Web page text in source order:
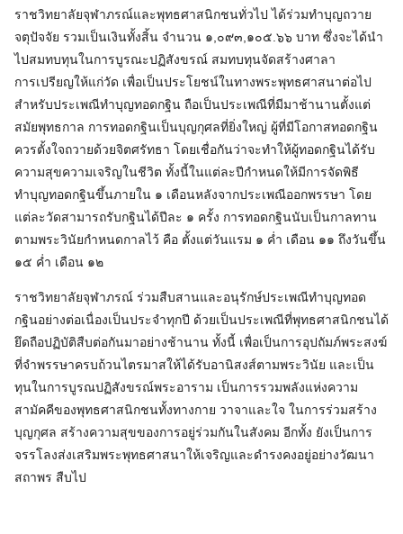
ราชวิทยาลัยจุฬาภรณ์และพุทธศาสนิกชนทั่วไป ได้ร่วมทำบุญถวาย
จตุปัจจัย รวมเป็นเงินทั้งสิ้น จำนวน ๑,๐๙๓,๑๐๕.๖๖ บาท ซึ่งจะได้นำ
ไปสมทบทุนในการบูรณะปฏิสังขรณ์ สมทบทุนจัดสร้างศาลา
การเปรียญให้แก่วัด เพื่อเป็นประโยชน์ในทางพระพุทธศาสนาต่อไป
สำหรับประเพณีทำบุญทอดกฐิน ถือเป็นประเพณีที่มีมาช้านานตั้งแต่
สมัยพุทธกาล การทอดกฐินเป็นบุญกุศลที่ยิ่งใหญ่ ผู้ที่มีโอกาสทอดกฐิน
ควรตั้งใจถวายด้วยจิตศรัทธา โดยเชื่อกันว่าจะทำให้ผู้ทอดกฐินได้รับ
ความสุขความเจริญในชีวิต ทั้งนี้ในแต่ละปีกำหนดให้มีการจัดพิธี
ทำบุญทอดกฐินขึ้นภายใน ๑ เดือนหลังจากประเพณีออกพรรษา โดย
แต่ละวัดสามารถรับกฐินได้ปีละ ๑ ครั้ง การทอดกฐินนับเป็นกาลทาน
ตามพระวินัยกำหนดกาลไว้ คือ ตั้งแต่วันแรม ๑ ค่ำ เดือน ๑๑ ถึงวันขึ้น
๑๕ ค่ำ เดือน ๑๒
ราชวิทยาลัยจุฬาภรณ์ ร่วมสืบสานและอนุรักษ์ประเพณีทำบุญทอด
กฐินอย่างต่อเนื่องเป็นประจำทุกปี ด้วยเป็นประเพณีที่พุทธศาสนิกชนได้
ยึดถือปฏิบัติสืบต่อกันมาอย่างช้านาน ทั้งนี้ เพื่อเป็นการอุปถัมภ์พระสงฆ์
ที่จำพรรษาครบถ้วนไตรมาสให้ได้รับอานิสงส์ตามพระวินัย และเป็น
ทุนในการบูรณปฏิสังขรณ์พระอาราม เป็นการรวมพลังแห่งความ
สามัคคีของพุทธศาสนิกชนทั้งทางกาย วาจาและใจ ในการร่วมสร้าง
บุญกุศล สร้างความสุขของการอยู่ร่วมกันในสังคม อีกทั้ง ยังเป็นการ
จรรโลงส่งเสริมพระพุทธศาสนาให้เจริญและดำรงคงอยู่อย่างวัฒนา
สถาพร สืบไป